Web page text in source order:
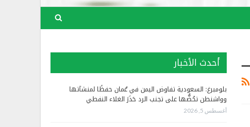
أحدث الأخبار
بلومبرغ: السعودية تفاوض اليمن في عُمان حفظًا لمنشآتها
وواشنطن تحُضُّها على تجنب الرد حَذَرَ الغلاء النفطي
أغسطس 5, 2026